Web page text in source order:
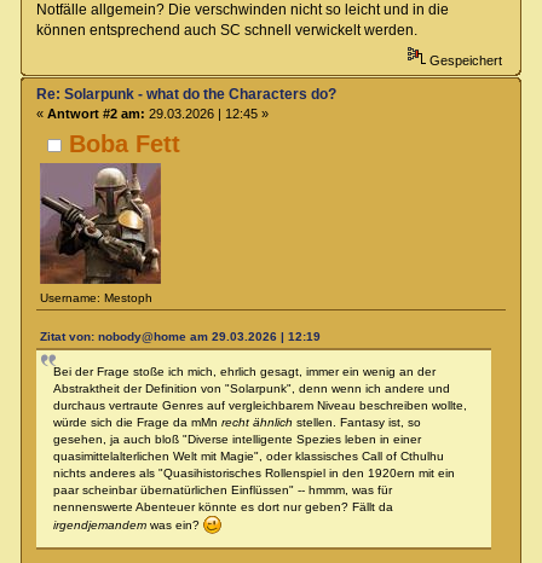
Notfälle allgemein? Die verschwinden nicht so leicht und in die
können entsprechend auch SC schnell verwickelt werden.
Gespeichert
Boba Fett
Username: Mestoph
Re: Solarpunk - what do the Characters do?
« Antwort #2 am: 29.03.2026 | 12:45 »
Zitat von: nobody@home am 29.03.2026 | 12:19
Bei der Frage stoße ich mich, ehrlich gesagt, immer ein wenig an der
Abstraktheit der Definition von "Solarpunk", denn wenn ich andere und
durchaus vertraute Genres auf vergleichbarem Niveau beschreiben wollte,
würde sich die Frage da mMn recht ähnlich stellen. Fantasy ist, so
gesehen, ja auch bloß "Diverse intelligente Spezies leben in einer
quasimittelalterlichen Welt mit Magie", oder klassisches Call of Cthulhu
nichts anderes als "Quasihistorisches Rollenspiel in den 1920ern mit ein
paar scheinbar übernatürlichen Einflüssen" -- hmmm, was für
nennenswerte Abenteuer könnte es dort nur geben? Fällt da
irgendjemandemwas ein?